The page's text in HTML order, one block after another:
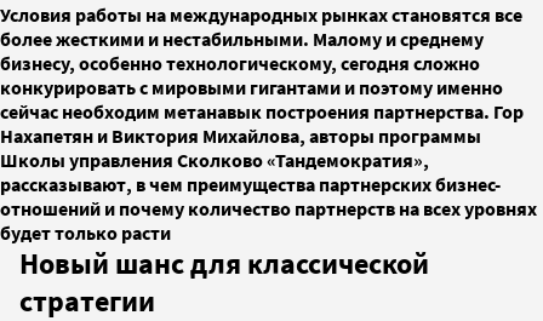
Условия работы на международных рынках становятся все
более жесткими и нестабильными. Малому и среднему
бизнесу, особенно технологическому, сегодня сложно
конкурировать с мировыми гигантами и поэтому именно
сейчас необходим метанавык построения партнерства. Гор
Нахапетян и Виктория Михайлова, авторы программы
Школы управления Сколково «Тандемократия»,
рассказывают, в чем преимущества партнерских бизнес-
отношений и почему количество партнерств на всех уровнях
будет только расти
Новый шанс для классической
стратегии